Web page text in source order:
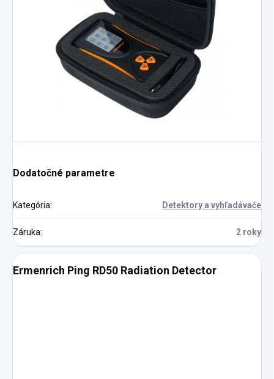
Dodatočné parametre
Kategória: Detektory a vyhľadávače
Záruka: 2 roky
Ermenrich Ping RD50 Radiation Detector